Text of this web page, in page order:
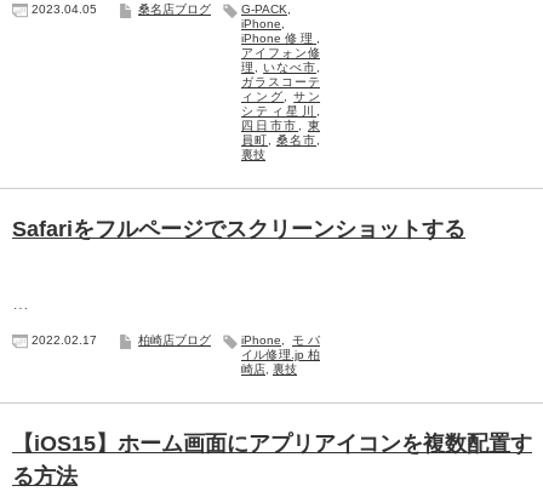
2023.04.05 桑名店ブログ G-PACK
iPhone
iPhone修理
アイフォン修
理
いなべ市
ガラスコーテ
ィング
,サン
シティ星川
四日市市
,東
員町
桑名市
裏技
Safariをフルページでスクリーンショットする
2022.02.17 柏崎店ブログ iPhone
モバ
イル修理.jp 柏
崎店 裏技
【iOS15】ホーム画面にアプリアイコンを複数配置す
る方法